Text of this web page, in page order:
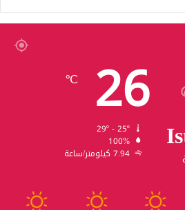
26
℃
100%
7.94 كيلومتر/ساعة